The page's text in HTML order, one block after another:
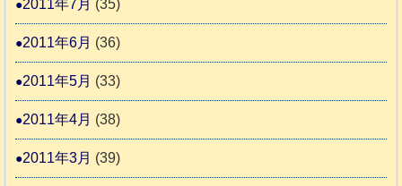
2011年7月 (35)
2011年6月 (36)
2011年5月 (33)
2011年4月 (38)
2011年3月 (39)